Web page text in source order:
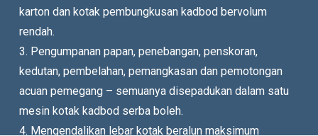
karton dan kotak pembungkusan kadbod bervolum
rendah.
3. Pengumpanan papan, penebangan, penskoran,
kedutan, pembelahan, pemangkasan dan pemotongan
acuan pemegang – semuanya disepadukan dalam satu
mesin kotak kadbod serba boleh.
4. Mengendalikan lebar kotak beralun maksimum